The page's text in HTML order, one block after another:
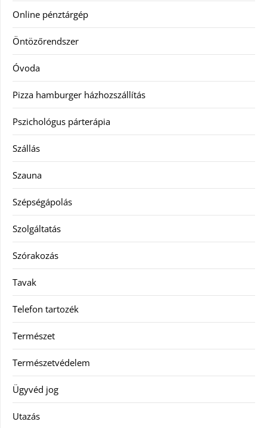
Online pénztárgép
Öntözőrendszer
Óvoda
Pizza hamburger házhozszállítás
Pszichológus párterápia
Szállás
Szauna
Szépségápolás
Szolgáltatás
Szórakozás
Tavak
Telefon tartozék
Természet
Természetvédelem
Ügyvéd jog
Utazás